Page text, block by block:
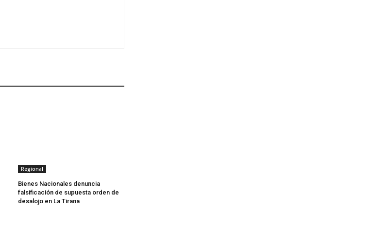
Regional
Bienes Nacionales denuncia
falsificación de supuesta orden de
desalojo en La Tirana